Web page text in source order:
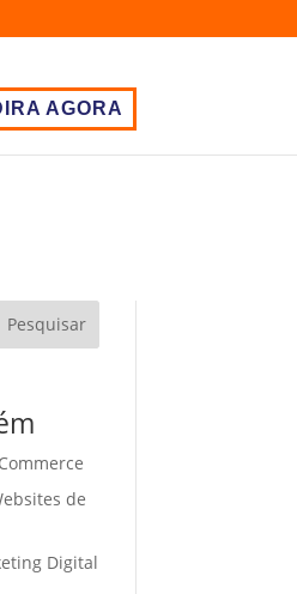
AGORA
Pesquisar
de
Digital